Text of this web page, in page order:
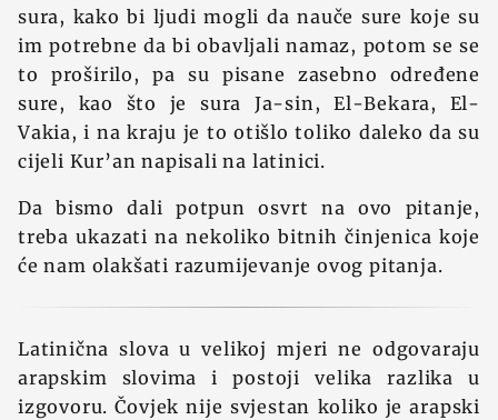
sura, kako bi ljudi mogli da nauče sure koje su
im potrebne da bi obavljali namaz, potom se se
to proširilo, pa su pisane zasebno određene
sure, kao što je sura Ja-sin, El-Bekara, El-
Vakia, i na kraju je to otišlo toliko daleko da su
cijeli Kur’an napisali na latinici.
Da bismo dali potpun osvrt na ovo pitanje,
treba ukazati na nekoliko bitnih činjenica koje
će nam olakšati razumijevanje ovog pitanja.
Latinična slova u velikoj mjeri ne odgovaraju
arapskim slovima i postoji velika razlika u
izgovoru. Čovjek nije svjestan koliko je arapski